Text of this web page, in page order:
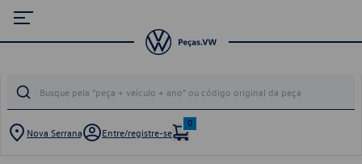
Nova Serrana Entre/registre-se
0